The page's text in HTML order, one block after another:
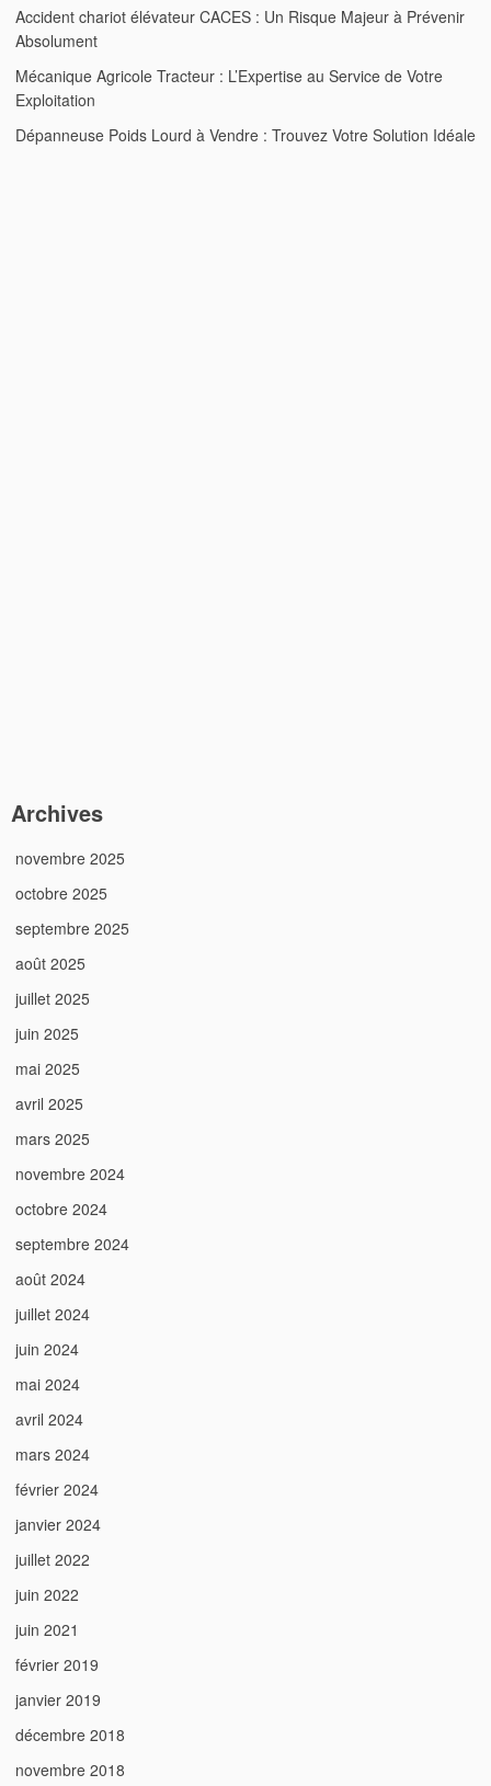
Accident chariot élévateur CACES : Un Risque Majeur à Prévenir
Absolument
Mécanique Agricole Tracteur : L’Expertise au Service de Votre
Exploitation
Dépanneuse Poids Lourd à Vendre : Trouvez Votre Solution Idéale
Archives
novembre 2025
octobre 2025
septembre 2025
août 2025
juillet 2025
juin 2025
mai 2025
avril 2025
mars 2025
novembre 2024
octobre 2024
septembre 2024
août 2024
juillet 2024
juin 2024
mai 2024
avril 2024
mars 2024
février 2024
janvier 2024
juillet 2022
juin 2022
juin 2021
février 2019
janvier 2019
décembre 2018
novembre 2018